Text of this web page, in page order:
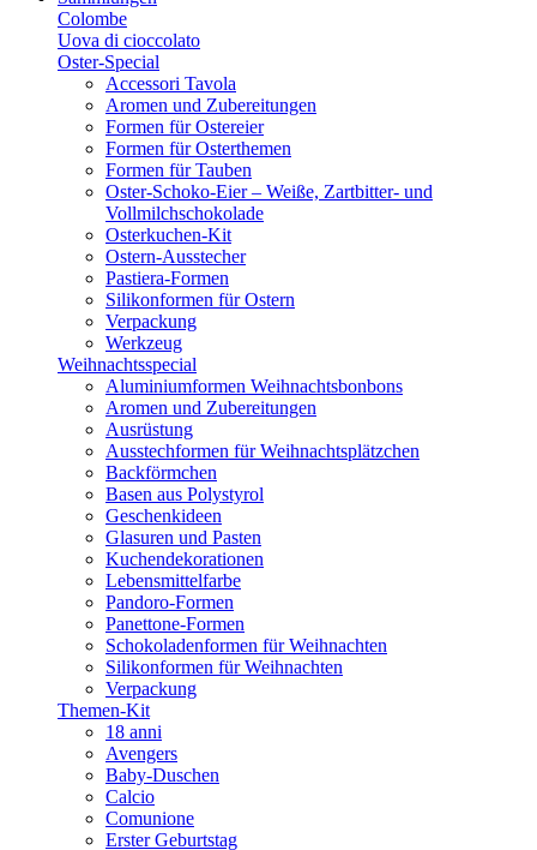
Colombe
Uova di cioccolato
Oster-Special
Accessori Tavola
Aromen und Zubereitungen
Formen für Ostereier
Formen für Osterthemen
Formen für Tauben
Oster-Schoko-Eier – Weiße, Zartbitter- und
Vollmilchschokolade
Osterkuchen-Kit
Ostern-Ausstecher
Pastiera-Formen
Silikonformen für Ostern
Verpackung
Werkzeug
Weihnachtsspecial
Aluminiumformen Weihnachtsbonbons
Aromen und Zubereitungen
Ausrüstung
Ausstechformen für Weihnachtsplätzchen
Backförmchen
Basen aus Polystyrol
Geschenkideen
Glasuren und Pasten
Kuchendekorationen
Lebensmittelfarbe
Pandoro-Formen
Panettone-Formen
Schokoladenformen für Weihnachten
Silikonformen für Weihnachten
Verpackung
Themen-Kit
18 anni
Avengers
Baby-Duschen
Calcio
Comunione
Erster Geburtstag